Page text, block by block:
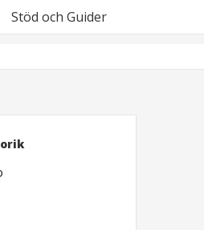
Stöd och Guider